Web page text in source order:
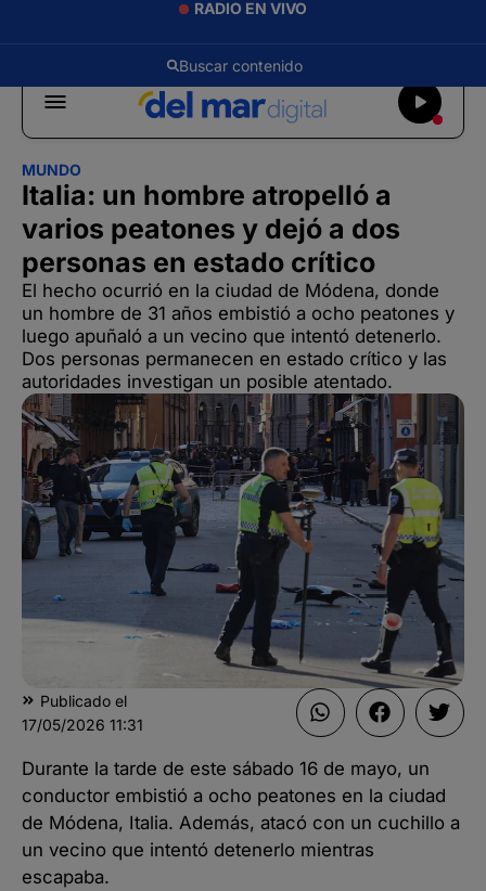
RADIO EN VIVO
MUNDO
Italia: un hombre atropelló a
varios peatones y dejó a dos
personas en estado crítico
El hecho ocurrió en la ciudad de Módena, donde
un hombre de 31 años embistió a ocho peatones y
luego apuñaló a un vecino que intentó detenerlo.
Dos personas permanecen en estado crítico y las
autoridades investigan un posible atentado.
Publicado el
17/05/2026 11:31
Durante la tarde de este sábado 16 de mayo, un
conductor embistió a ocho peatones en la ciudad
de Módena, Italia. Además, atacó con un cuchillo a
un vecino que intentó detenerlo mientras
escapaba.